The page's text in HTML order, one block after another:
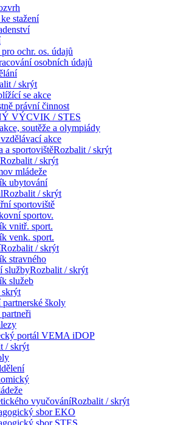
stažení
ochr. os. údajů
osobních údajů
/ skrýt
se akce
právní činnost
VÝCVIK / STES
soutěže a olympiády
akce
a sportovištěRozbalit / skrýt
Rozbalit / skrýt
mládeže
ubytování
Rozbalit / skrýt
sportoviště
sportov.
vnitř. sport.
venk. sport.
Rozbalit / skrýt
stravného
službyRozbalit / skrýt
služeb
partnerské školy
portál VEMA iDOP
/ skrýt
vyučováníRozbalit / skrýt
sbor EKO
sbor STES